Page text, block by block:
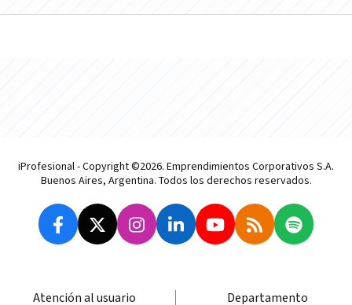
iProfesional - Copyright ©2026. Emprendimientos Corporativos S.A.
Buenos Aires, Argentina. Todos los derechos reservados.
Atención al usuario Departamento